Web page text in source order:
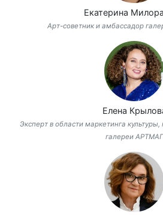
Екатерина
Арт-советник и амбассадор
Елена
Эксперт в области маркетинга
галереи АРТМАГ